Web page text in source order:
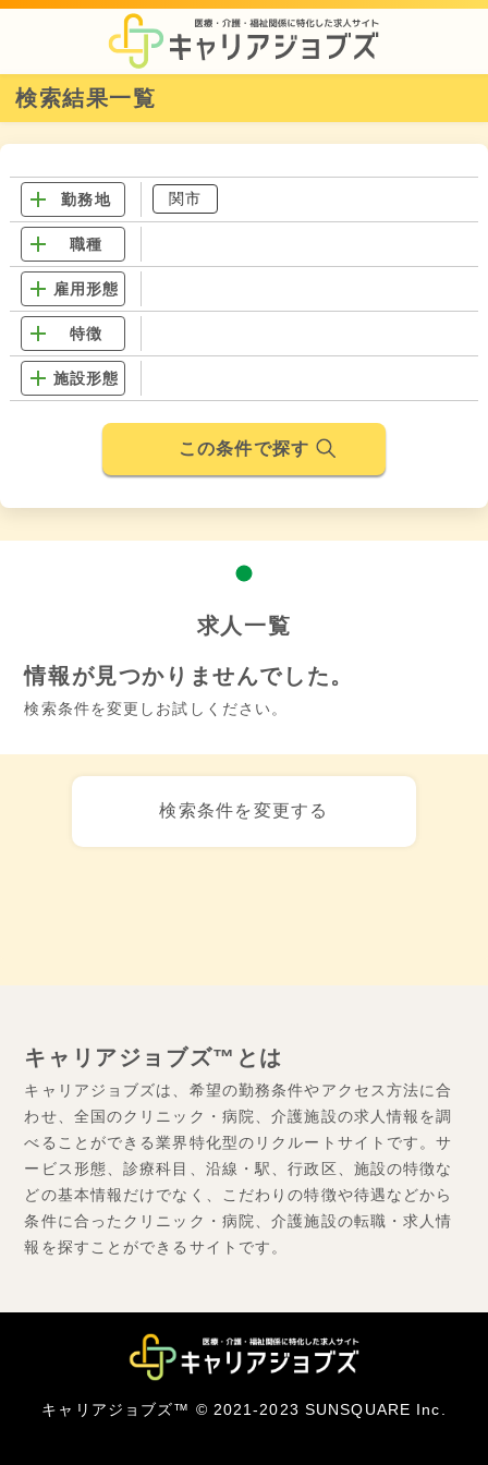
検索結果一覧
勤務地 関市
職種
雇用形態
特徴
施設形態
この条件で探す
求人一覧
情報が見つかりませんでした。
検索条件を変更しお試しください。
検索条件を変更する
キャリアジョブズ™とは
キャリアジョブズは、希望の勤務条件やアクセス方法に合
わせ、全国のクリニック・病院、介護施設の求人情報を調
べることができる業界特化型のリクルートサイトです。サ
ービス形態、診療科目、沿線・駅、行政区、施設の特徴な
どの基本情報だけでなく、こだわりの特徴や待遇などから
条件に合ったクリニック・病院、介護施設の転職・求人情
報を探すことができるサイトです。
キャリアジョブズ™ © 2021-2023 SUNSQUARE Inc.